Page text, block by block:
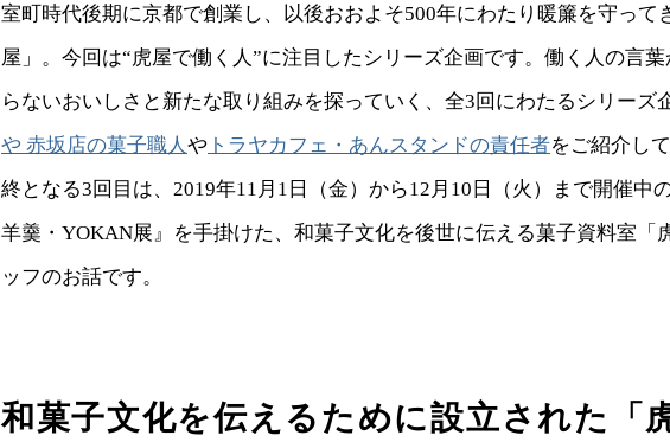
室町時代後期に京都で創業し、以後おおよそ500年にわたり暖簾を守って
屋」。今回は“虎屋で働く人”に注目したシリーズ企画です。働く人の言
らないおいしさと新たな取り組みを探っていく、全3回にわたるシリーズ
や 赤坂店の菓子職人や トラヤカフェ・あんスタンドの責任者をご紹介し
終となる3回目は、2019年11月1日（金）から12月10日（火）まで開催中
羊羹・YOKAN展』を手掛けた、和菓子文化を後世に伝える菓子資料室「
ッフのお話です。
和菓子文化を伝えるために設立された「